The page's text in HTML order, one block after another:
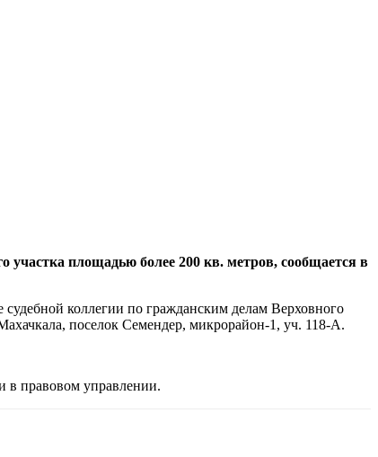
участка площадью более 200 кв. метров, сообщается в
коллегии по гражданским делам Верховного
поселок Семендер, микрорайон-1, уч. 118-А.
в правовом управлении.